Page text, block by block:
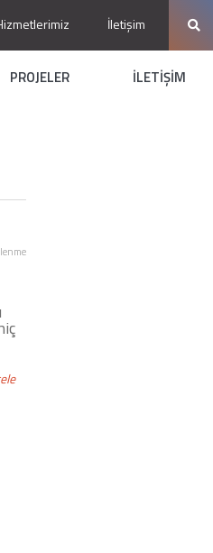
İletişim
PROJELER İLETİŞİM